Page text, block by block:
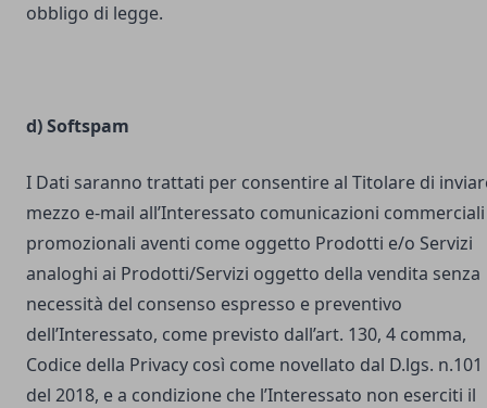
obbligo di legge.
d) Softspam
I Dati saranno trattati per consentire al Titolare di
mezzo e-mail all’Interessato comunicazioni
promozionali aventi come oggetto Prodotti e/o Servizi
analoghi ai Prodotti/Servizi oggetto della vendita senza
necessità del consenso espresso e preventivo
dell’Interessato, come previsto dall’art. 130, 4 comma,
Codice della Privacy così come novellato dal D.lgs. n.101
del 2018, e a condizione che l’Interessato non eserciti il